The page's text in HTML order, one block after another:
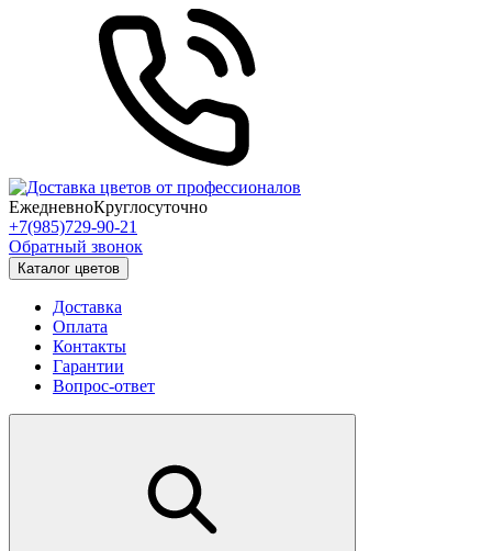
ЕжедневноКруглосуточно
+7(985)729-90-21
Обратный звонок
Каталог цветов
Доставка
Оплата
Контакты
Гарантии
Вопрос-ответ